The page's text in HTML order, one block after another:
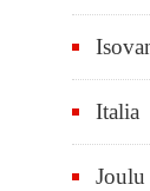
e
t
,
Italia
Joulu